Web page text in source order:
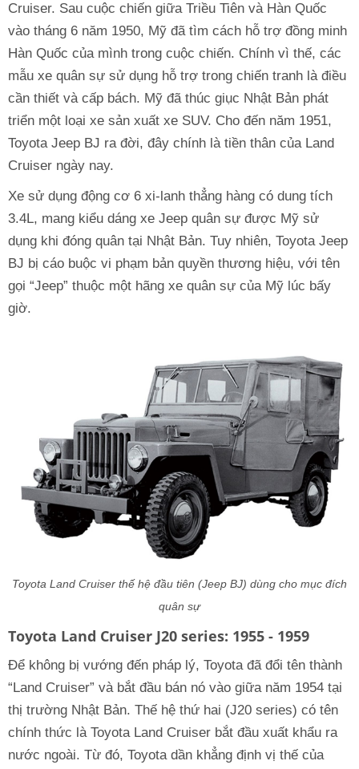
Cruiser. Sau cuộc chiến giữa Triều Tiên và Hàn Quốc
vào tháng 6 năm 1950, Mỹ đã tìm cách hỗ trợ đồng minh
Hàn Quốc của mình trong cuộc chiến. Chính vì thế, các
mẫu xe quân sự sử dụng hỗ trợ trong chiến tranh là điều
cần thiết và cấp bách. Mỹ đã thúc giục Nhật Bản phát
triển một loại xe sản xuất xe SUV. Cho đến năm 1951,
Toyota Jeep BJ ra đời, đây chính là tiền thân của Land
Cruiser ngày nay.
Xe sử dụng động cơ 6 xi-lanh thẳng hàng có dung tích
3.4L, mang kiểu dáng xe Jeep quân sự được Mỹ sử
dụng khi đóng quân tại Nhật Bản. Tuy nhiên, Toyota Jeep
BJ bị cáo buộc vi phạm bản quyền thương hiệu, với tên
gọi “Jeep” thuộc một hãng xe quân sự của Mỹ lúc bấy
giờ.
Toyota Land Cruiser thế hệ đầu tiên (Jeep BJ) dùng cho mục đích
quân sự
Toyota Land Cruiser J20 series: 1955 - 1959
Để không bị vướng đến pháp lý, Toyota đã đổi tên thành
“Land Cruiser” và bắt đầu bán nó vào giữa năm 1954 tại
thị trường Nhật Bản. Thế hệ thứ hai (J20 series) có tên
chính thức là Toyota Land Cruiser bắt đầu xuất khẩu ra
nước ngoài. Từ đó, Toyota dần khẳng định vị thế của